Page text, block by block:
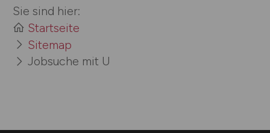
Sie sind hier:
Startseite
Sitemap
Jobsuche mit U